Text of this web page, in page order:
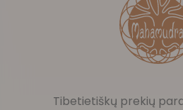
Tibetietiškų prekių